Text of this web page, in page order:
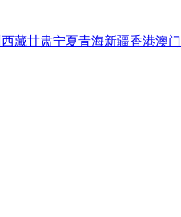
西藏甘肃宁夏青海新疆香港澳门